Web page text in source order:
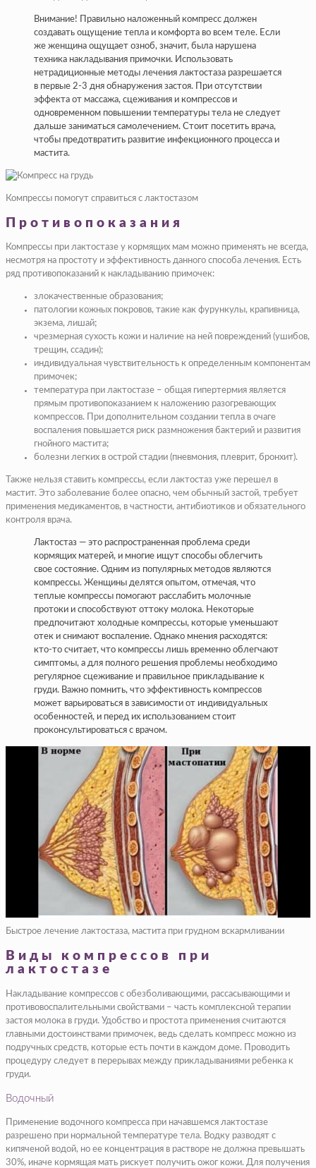
Внимание! Правильно наложенный компресс должен
создавать ощущение тепла и комфорта во всем теле. Если
же женщина ощущает озноб, значит, была нарушена
техника накладывания примочки. Использовать
нетрадиционные методы лечения лактостаза разрешается
в первые 2-3 дня обнаружения застоя. При отсутствии
эффекта от массажа, сцеживания и компрессов и
одновременном повышении температуры тела не следует
дальше заниматься самолечением. Стоит посетить врача,
чтобы предотвратить развитие инфекционного процесса и
мастита.
Компрессы помогут справиться с лактостазом
Противопоказания
Компрессы при лактостазе у кормящих мам можно применять не всегда,
несмотря на простоту и эффективность данного способа лечения. Есть
ряд противопоказаний к накладыванию примочек:
злокачественные образования;
патологии кожных покровов, такие как фурункулы, крапивница,
экзема, лишай;
чрезмерная сухость кожи и наличие на ней повреждений (ушибов,
трещин, ссадин);
индивидуальная чувствительность к определенным компонентам
примочек;
температура при лактостазе – общая гипертермия является
прямым противопоказанием к наложению разогревающих
компрессов. При дополнительном создании тепла в очаге
воспаления повышается риск размножения бактерий и развития
гнойного мастита;
болезни легких в острой стадии (пневмония, плеврит, бронхит).
Также нельзя ставить компрессы, если лактостаз уже перешел в
мастит. Это заболевание более опасно, чем обычный застой, требует
применения медикаментов, в частности, антибиотиков и обязательного
контроля врача.
Лактостаз — это распространенная проблема среди
кормящих матерей, и многие ищут способы облегчить
свое состояние. Одним из популярных методов являются
компрессы. Женщины делятся опытом, отмечая, что
теплые компрессы помогают расслабить молочные
протоки и способствуют оттоку молока. Некоторые
предпочитают холодные компрессы, которые уменьшают
отек и снимают воспаление. Однако мнения расходятся:
кто-то считает, что компрессы лишь временно облегчают
симптомы, а для полного решения проблемы необходимо
регулярное сцеживание и правильное прикладывание к
груди. Важно помнить, что эффективность компрессов
может варьироваться в зависимости от индивидуальных
особенностей, и перед их использованием стоит
проконсультироваться с врачом.
Быстрое лечение лактостаза, мастита при грудном вскармливании
Виды компрессов при
лактостазе
Накладывание компрессов с обезболивающими, рассасывающими и
противовоспалительными свойствами – часть комплексной терапии
застоя молока в груди. Удобство и простота применения считаются
главными достоинствами примочек, ведь сделать компресс можно из
подручных средств, которые есть почти в каждом доме. Проводить
процедуру следует в перерывах между прикладываниями ребенка к
груди.
Водочный
Применение водочного компресса при начавшемся лактостазе
разрешено при нормальной температуре тела. Водку разводят с
кипяченой водой, но ее концентрация в растворе не должна превышать
30%, иначе кормящая мать рискует получить ожог кожи. Для получения